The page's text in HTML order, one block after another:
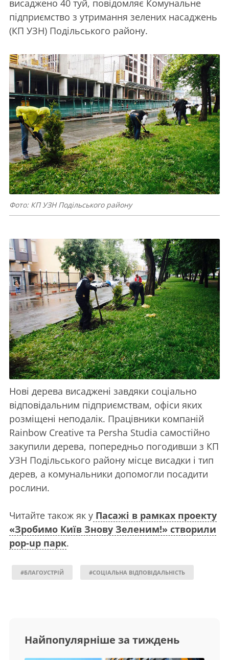
висаджено 40 туй, повідомляє Комунальне
підприємство з утримання зелених насаджень
(КП УЗН) Подільського району.
Фото: КП УЗН Подільського району
Нові дерева висаджені завдяки соціально
відповідальним підприємствам, офіси яких
розміщені неподалік. Працівники компаній
Rainbow Creative та Persha Studia самостійно
закупили дерева, попередньо погодивши з КП
УЗН Подільського району місце висадки і тип
дерев, а комунальники допомогли посадити
рослини.
Читайте також як у Пасажі в рамках проекту
«Зробимо Київ Знову Зеленим!» створили
pop-up парк.
#БЛАГОУСТРІЙ #СОЦІАЛЬНА ВІДПОВІДАЛЬНІСТЬ
Найпопулярніше за тиждень